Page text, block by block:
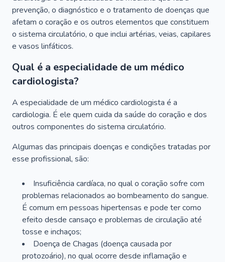
prevenção, o diagnóstico e o tratamento de doenças que
afetam o coração e os outros elementos que constituem
o sistema circulatório, o que inclui artérias, veias, capilares
e vasos linfáticos.
Qual é a especialidade de um médico
cardiologista?
A especialidade de um médico cardiologista é a
cardiologia. É ele quem cuida da saúde do coração e dos
outros componentes do sistema circulatório.
Algumas das principais doenças e condições tratadas por
esse profissional, são:
Insuficiência cardíaca, no qual o coração sofre com
problemas relacionados ao bombeamento do sangue.
É comum em pessoas hipertensas e pode ter como
efeito desde cansaço e problemas de circulação até
tosse e inchaços;
Doença de Chagas (doença causada por
protozoário), no qual ocorre desde inflamação e